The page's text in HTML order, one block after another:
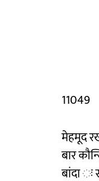
11049
मेहमूद
बार
बांदा ः